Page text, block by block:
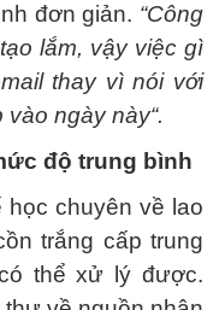
đơn giản. “Công
lắm, vậy việc gì
thay vì nói với
ngày này“.
độ trung bình
học chuyên về lao
trắng cấp trung
thể xử lý được.